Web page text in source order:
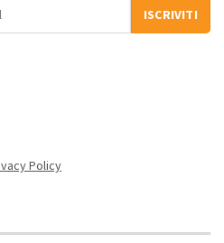
ISCRIVITI
Policy